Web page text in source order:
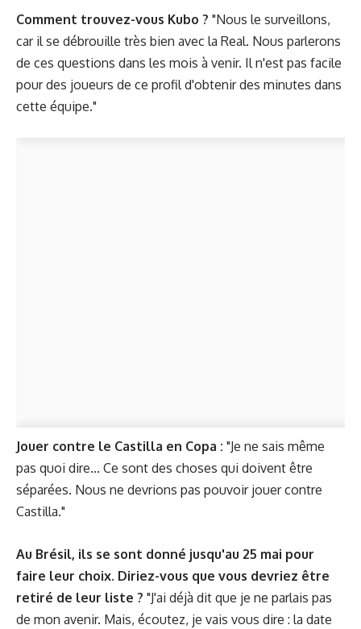
Comment trouvez-vous Kubo ? "Nous le surveillons,
car il se débrouille très bien avec la Real. Nous parlerons
de ces questions dans les mois à venir. Il n'est pas facile
pour des joueurs de ce profil d'obtenir des minutes dans
cette équipe."
Jouer contre le Castilla en Copa : "Je ne sais même
pas quoi dire... Ce sont des choses qui doivent être
séparées. Nous ne devrions pas pouvoir jouer contre
Castilla."
Au Brésil, ils se sont donné jusqu'au 25 mai pour
faire leur choix. Diriez-vous que vous devriez être
retiré de leur liste ? "J'ai déjà dit que je ne parlais pas
de mon avenir. Mais, écoutez, je vais vous dire : la date